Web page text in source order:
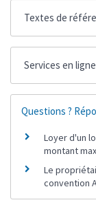
Textes de
Services en
Questions ?
Loyer d'un
montant
Le
convention